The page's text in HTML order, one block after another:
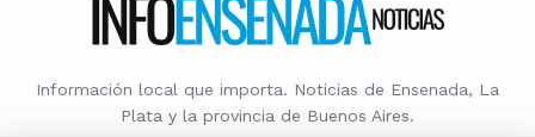
Información local que importa. Noticias de Ensenada, La
Plata y la provincia de Buenos Aires.